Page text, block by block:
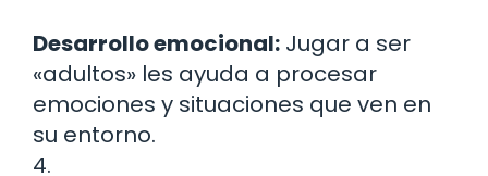
Desarrollo emocional: Jugar a ser
«adultos» les ayuda a procesar
emociones y situaciones que ven en
su entorno.
4.